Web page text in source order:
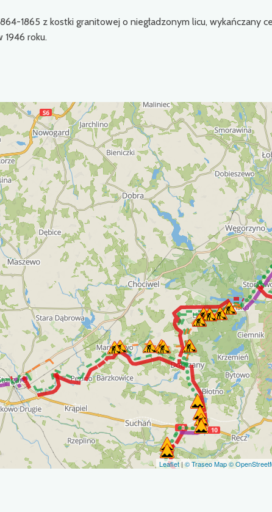
1865 z kostki granitowej o niegładzonym licu, wykańczany
1946 roku.
Leaflet|© Traseo Map©